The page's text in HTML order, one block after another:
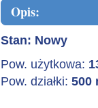
Opis:
Stan: Nowy
Pow. użytkowa:
Pow. działki: 500